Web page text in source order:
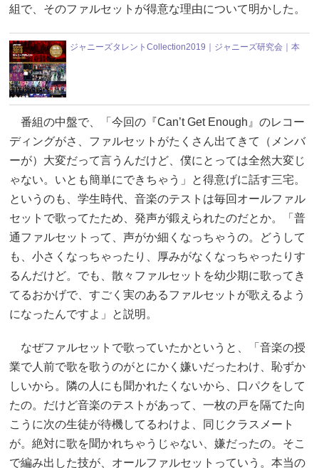
組で、そのファルセットが得意な理由について明かした。
ジャニーズタレントCollection2019｜ジャニーズ研究会｜本
番組の中盤で、「今回の『Can’t Get Enough』のレコー
ディングがさ、ファルセットがたくさん出てきて（メンバ
ーが）大変だって言うんだけど、僕にとっては全然大変じ
ゃない。いとも簡単にできちゃう」と得意げに話す三宅。
というのも、学生時代、音楽のテストは毎回オールファル
セットで歌ってたため、発声が鍛えられたのだとか。「普
通ファルセットって、声がか細くなっちゃうの。どうして
も、小さくなっちゃったり、厚みがなくなっちゃったりす
るんだけど。でも、散々ファルセットを幼少期に歌ってき
てるおかげで、すごく実のあるファルセットが歌えるよう
になったんですよ」と説明。
なぜファルセットで歌っていたかというと、「音楽の授
業で人前で歌を歌うのがとにかく嫌いだったわけ、恥ずか
しいから。隣の人にも聞かれたくないから、口パクをして
たの。だけど音楽のテストがあって、一枚の戸を隔てた向
こうに次の生徒が待機してるわけよ、同じクラスメート
が。絶対に歌を聞かれちゃうじゃない、嫌だったの。そこ
で編み出した技が、オールファルセットっていう。本当の